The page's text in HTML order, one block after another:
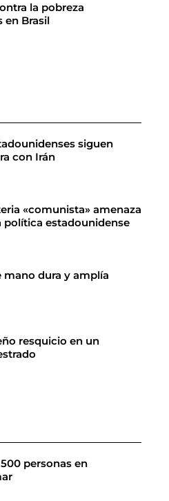
la pobreza
en Brasil
siguen
con Irán
«comunista» amenaza
política estadounidense
dura y amplía
resquicio en un
personas en